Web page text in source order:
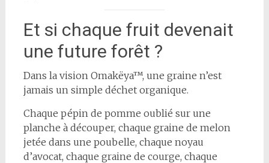
Et si chaque fruit devenait
une future forêt ?
Dans la vision Omakëya™, une graine n’est
jamais un simple déchet organique.
Chaque pépin de pomme oublié sur une
planche à découper, chaque graine de melon
jetée dans une poubelle, chaque noyau
d’avocat, chaque graine de courge, chaque